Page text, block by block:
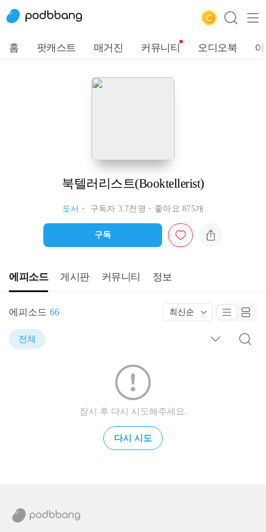
홈 팟캐스트 매거진 커뮤니티 오디오북
북텔러리스트(Booktellerist)
도서 구독자 3.7천명 좋아요 875개
구독
에피소드 게시판 커뮤니티 정보
에피소드 66 최신순
전체
잠시 후 다시 시도해주세요.
다시 시도